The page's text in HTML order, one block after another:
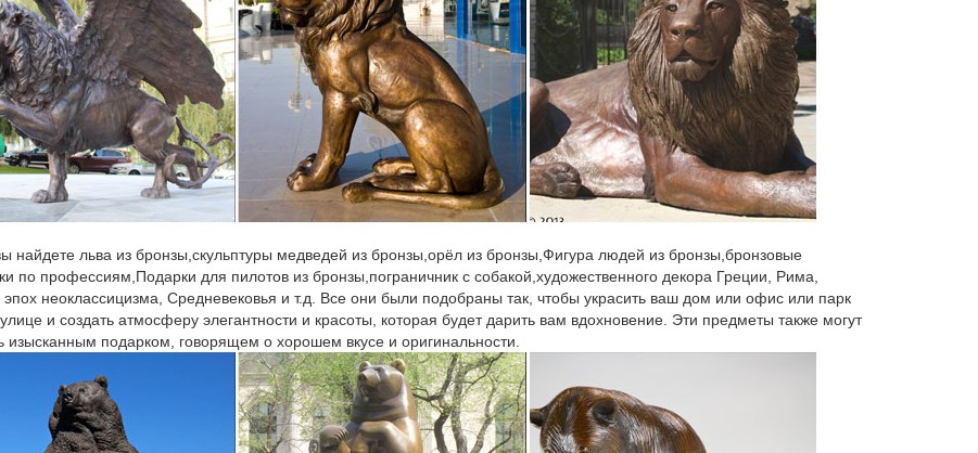
найдете льва из бронзы,скульптуры медведей из бронзы,орёл из бронзы,Фигура людей из бронзы,бронзовые
по профессиям,Подарки для пилотов из бронзы,пограничник с собакой,художественного декора Греции, Рима,
эпох неоклассицизма, Средневековья и т.д. Все они были подобраны так, чтобы украсить ваш дом или офис или парк
и создать атмосферу элегантности и красоты, которая будет дарить вам вдохновение. Эти предметы также могут
изысканным подарком, говорящем о хорошем вкусе и оригинальности.